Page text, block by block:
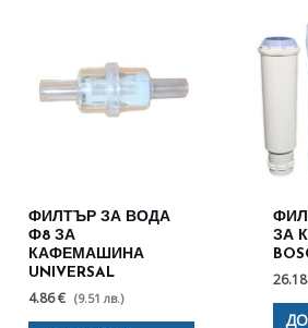
ФИЛТЪР ЗА ВОДА
Ф8 ЗА
КАФЕМАШИНА
UNIVERSAL
4.86 € (9.51 лв.)
ЗА